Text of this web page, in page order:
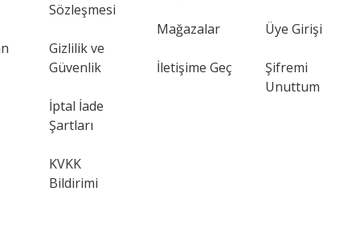
Sözleşmesi
Gizlilik ve
Güvenlik
İptal İade
Şartları
KVKK
Bildirimi
Mağazalar
İletişime Geç
Üye Girişi
Şifremi
Unuttum